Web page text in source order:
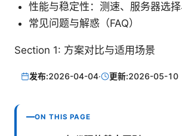
性能与稳定性：测速、服务器选
常见问题与解惑（FAQ）
Section 1: 方案对比与适用场景
发布:2026-04-04· 更新:2026-05-10
ON THIS PAGE